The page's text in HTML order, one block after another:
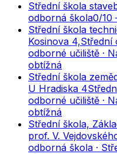
Střední škola
odborná škola0/10
Střední škola
Kosinova 4,Střední
odborné učiliště ·
obtížná
Střední škola
U Hradiska 4
odborné učiliště ·
obtížná
Střední škola,
prof. V.
odborná škola ·